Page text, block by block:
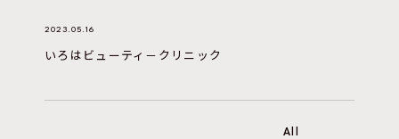
2023.05.16
いろはビューティ－クリニック
All